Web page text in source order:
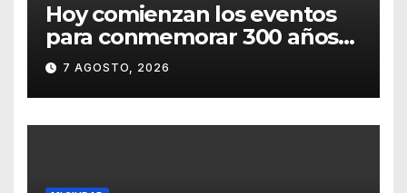
Hoy comienzan los eventos
para conmemorar 300 años
del templo de San Roque
7 AGOSTO, 2026